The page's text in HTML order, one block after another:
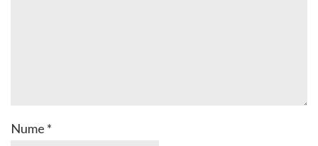
Nume *